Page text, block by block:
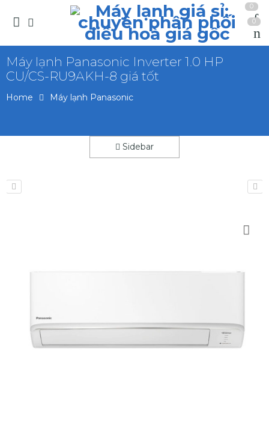
0
0
Máy lạnh Panasonic Inverter 1.0 HP
CU/CS-RU9AKH-8 giá tốt
Home Máy lạnh Panasonic
Sidebar